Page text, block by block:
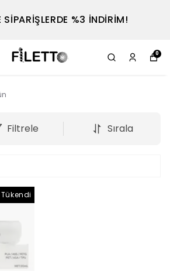
SİPARİŞLERDE %3 İNDİRİM!
0
Filtrele Sırala
Tükendi